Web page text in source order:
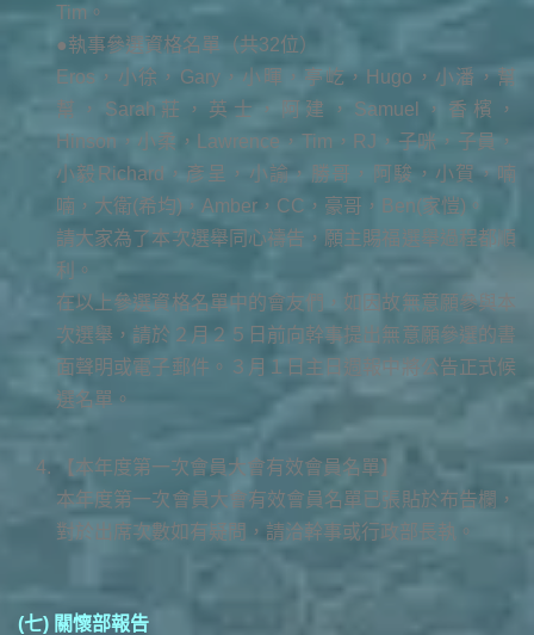
Tim。
●執事參選資格名單（共32位）
Eros，小徐，Gary，小暉，亭屹，Hugo，小潘，幫
幫，Sarah莊，英士，阿建，Samuel，香檳，
Hinson，小柔，Lawrence，Tim，RJ，子咪，子員，
小毅Richard，彥呈，小諭，勝哥，阿駿，小賀，喃
喃，大衛(希均)，Amber，CC，豪哥，Ben(家愷)。
請大家為了本次選舉同心禱告，願主賜福選舉過程都順
利。
在以上參選資格名單中的會友們，如因故無意願參與本
次選舉，請於２月２５日前向幹事提出無意願參選的書
面聲明或電子郵件。３月１日主日週報中將公告正式候
選名單。
【本年度第一次會員大會有效會員名單】
本年度第一次會員大會有效會員名單已張貼於布告欄，
對於出席次數如有疑問，請洽幹事或行政部長執。
(七) 關懷部報告